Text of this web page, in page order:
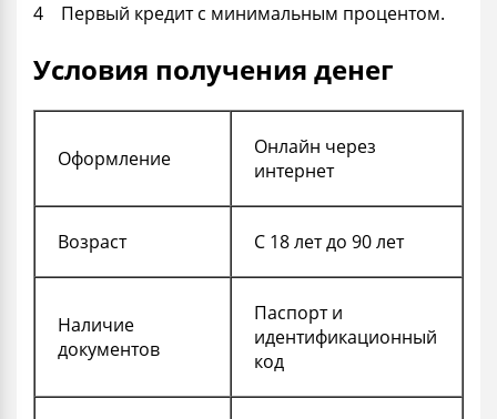
Первый кредит с минимальным процентом.
Условия получения денег
Оформление
Онлайн через
интернет
Возраст С 18 лет до 90 лет
Наличие
документов
Паспорт и
идентификационный
код